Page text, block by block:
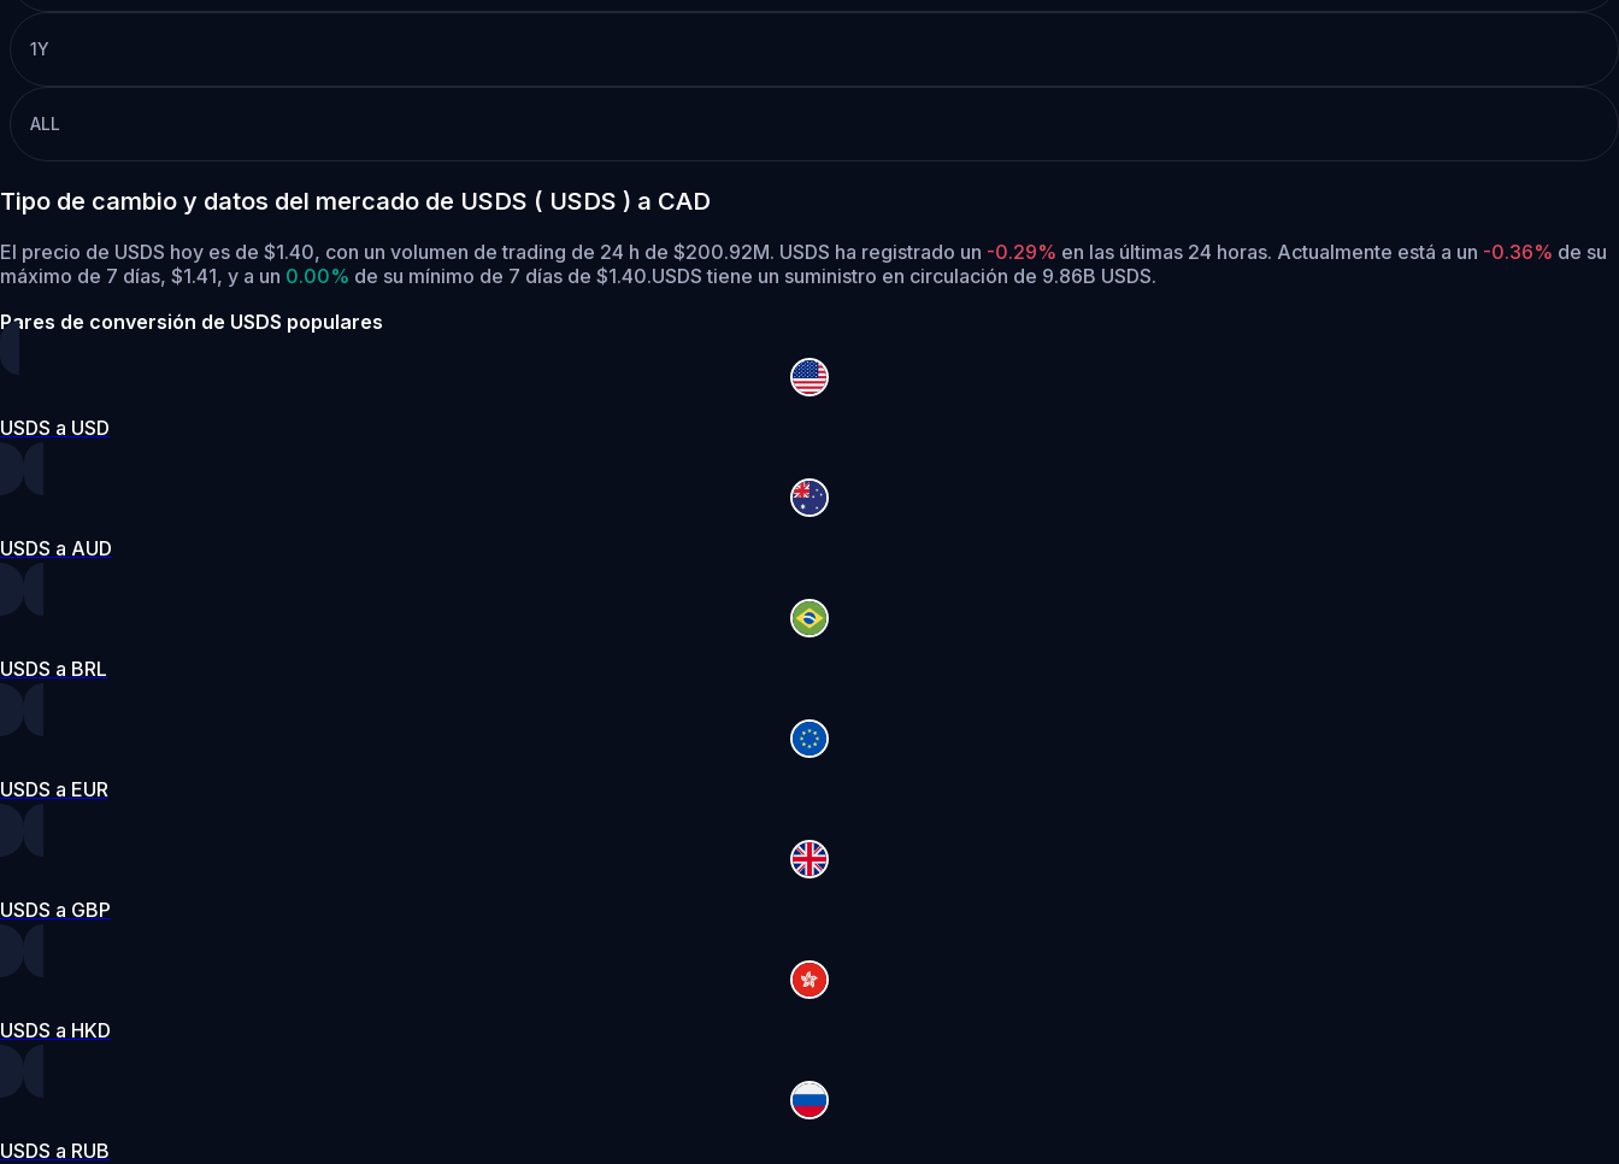
1Y
ALL
Tipo de cambio y datos del mercado de USDS ( USDS ) a CAD
El precio de USDS hoy es de $1.40, con un volumen de trading de 24 h de $200.92M. USDS ha registrado un -0.29% en las últimas 24 horas. Actualmente está a un -0.36% de su
máximo de 7 días, $1.41, y a un 0.00% de su mínimo de 7 días de $1.40.USDS tiene un suministro en circulación de 9.86B USDS.
Pares de conversión de USDS populares
USDS a USD
USDS a AUD
USDS a BRL
USDS a EUR
USDS a GBP
USDS a HKD
USDS a RUB